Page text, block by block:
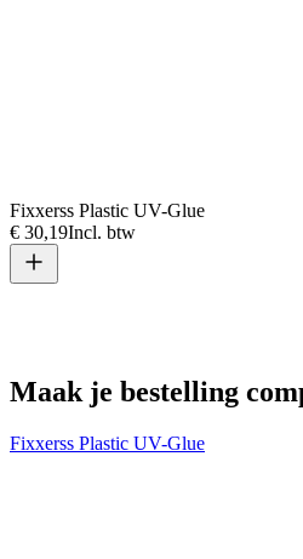
Fixxerss Plastic UV-Glue
€ 30,19Incl. btw
Maak je bestelling
Fixxerss Plastic UV-Glue